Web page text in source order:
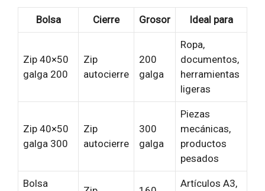
Bolsa Cierre Grosor Ideal para
Zip 40×50
galga 200
Zip
autocierre
200
galga
Ropa,
documentos,
herramientas
ligeras
Zip 40×50
galga 300
Zip
autocierre
300
galga
Piezas
mecánicas,
productos
pesados
Bolsa
Artículos A3,